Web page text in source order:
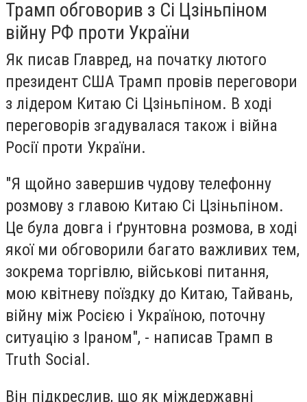
Трамп обговорив з Сі Цзіньпіном
війну РФ проти України
Як писав Главред, на початку лютого
президент США Трамп провів переговори
з лідером Китаю Сі Цзіньпіном. В ході
переговорів згадувалася також і війна
Росії проти України.
"Я щойно завершив чудову телефонну
розмову з главою Китаю Сі Цзіньпіном.
Це була довга і ґрунтовна розмова, в ході
якої ми обговорили багато важливих тем,
зокрема торгівлю, військові питання,
мою квітневу поїздку до Китаю, Тайвань,
війну між Росією і Україною, поточну
ситуацію з Іраном", - написав Трамп в
Truth Social.
Він підкреслив, що як міждержавні